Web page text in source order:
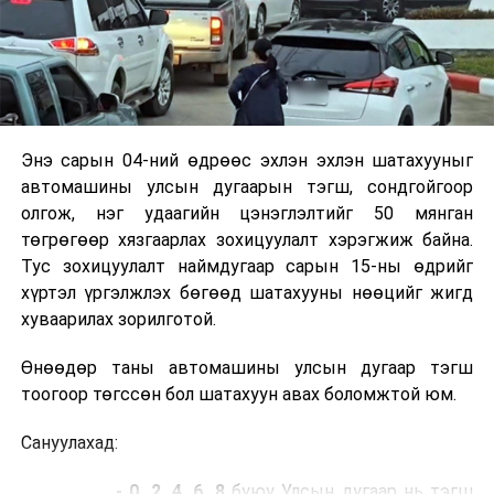
⏱ 10:00-17:00 цагт:5, 6-р хороо Хангай зах,
Ханын материалын эцэс, Ган-Энх трейд
ХХК, Мандах сургууль, Хангай захын хойд
хэсгээр болон эдгээрийн ойр орчмоор, 20,
21, 22, 32-р хороо Хайртхаан амралт, 121-р
сургууль, Төмөр зам, Тэжээлийн үйлдвэр,
Алтандорнод Монгол, Эйч Ти Эм, Гранд
повер, УБ Буян, Агротрак, Түмэн шувуут,
Монгол машин ХХК-ууд, Мобиком, иргэн
Насанжаргал, Баруунтуруун, Тахилт,
Эмээлт, хуучин, шинэ Товчоо, 361, 384-р
болон эдгээрийн ойр орчмоор.
Энэ сарын 04-ний өдрөөс эхлэн эхлэн шатахууныг
автомашины улсын дугаарын тэгш, сондгойгоор
олгож, нэг удаагийн цэнэглэлтийг 50 мянган
төгрөгөөр хязгаарлах зохицуулалт хэрэгжиж байна.
Тус зохицуулалт наймдугаар сарын 15-ны өдрийг
хүртэл үргэлжлэх бөгөөд шатахууны нөөцийг жигд
хуваарилах зорилготой.
Өнөөдөр таны автомашины улсын дугаар тэгш
тоогоор төгссөн бол шатахуун авах боломжтой юм.
Сануулахад: